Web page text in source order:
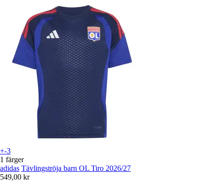
+-3
1 färger
adidas Tävlingströja barn OL Tiro 2026/27
549,00 kr